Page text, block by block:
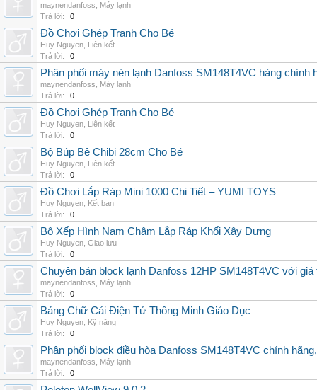
maynendanfoss
Máy lạnh
Trả lời:
0
Đồ Chơi Ghép Tranh Cho Bé
Huy Nguyen Liên kết
Trả lời:
0
Phân phối máy nén lạnh Danfoss SM148T4VC hàng chính
maynendanfoss
Máy lạnh
Trả lời:
0
Đồ Chơi Ghép Tranh Cho Bé
Huy Nguyen Liên kết
Trả lời:
0
Bộ Búp Bê Chibi 28cm Cho Bé
Huy Nguyen Liên kết
Trả lời:
0
Đồ Chơi Lắp Ráp Mini 1000 Chi Tiết – YUMI TOYS
Huy Nguyen Kết bạn
Trả lời:
0
Bộ Xếp Hình Nam Châm Lắp Ráp Khối Xây Dựng
Huy Nguyen Giao lưu
Trả lời:
0
Chuyên bán block lạnh Danfoss 12HP SM148T4VC với
maynendanfoss
Máy lạnh
Trả lời:
0
Bảng Chữ Cái Điện Tử Thông Minh Giáo Dục
Huy Nguyen Kỹ năng
Trả lời:
0
Phân phối block điều hòa Danfoss SM148T4VC chính
maynendanfoss
Máy lạnh
Trả lời:
0